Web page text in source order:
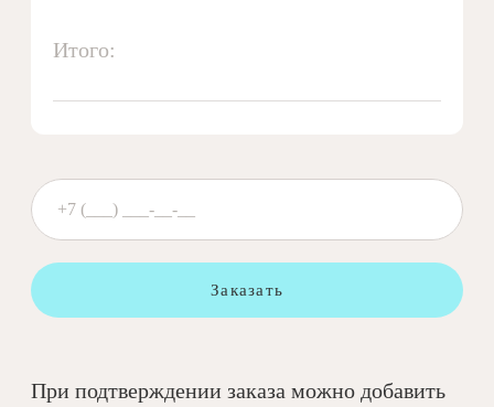
Итого:
Заказать
При подтверждении заказа можно добавить